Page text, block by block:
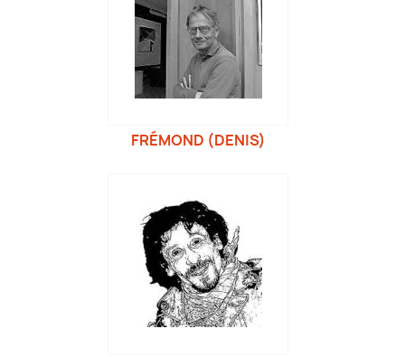
FRÉMOND (DENIS)